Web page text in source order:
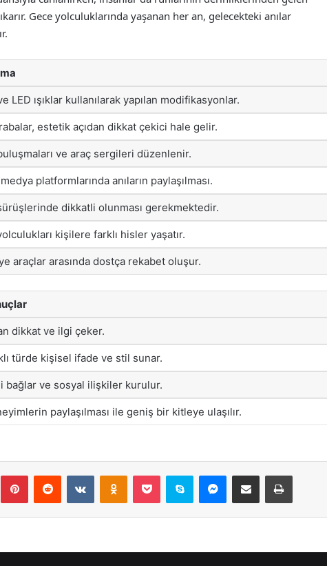
Gece yolculuklarında yaşanan her an, gelecekteki anılar
LED ışıklar kullanılarak yapılan modifikasyonlar.
estetik açıdan dikkat çekici hale gelir.
ve araç sergileri düzenlenir.
platformlarında anıların paylaşılması.
dikkatli olunması gerekmektedir.
kişilere farklı hisler yaşatır.
araçlar arasında dostça rekabet oluşur.
dikkat ve ilgi çeker.
türde kişisel ifade ve stil sunar.
bağlar ve sosyal ilişkiler kurulur.
paylaşılması ile geniş bir kitleye ulaşılır.
PinterestReddit VKontakteOdnoklassniki
Pocket Skype Messenger
E-Posta ile paylaş Yazdır